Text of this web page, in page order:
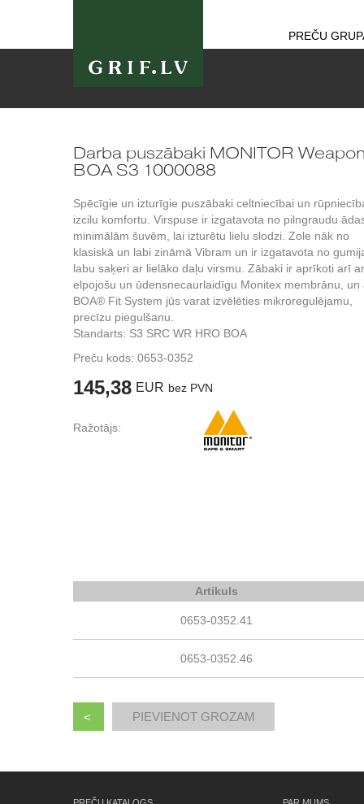
PREČU
Darba puszābaki MONITOR
BOA S3 1000088
Spēcīgie un izturīgie puszābaki celtniecībai un
izcilu komfortu. Virspuse ir izgatavota no pilngraudu
minimālām šuvēm, lai izturētu lielu slodzi. Zole nāk no
klasiskā un labi zināmā Vibram un ir izgatavota no
labu saķeri ar lielāko daļu virsmu. Zābaki ir aprīkoti arī ar
elpojošu un ūdensnecaurlaidīgu Monitex membrānu, un
BOA® Fit System jūs varat izvēlēties mikroregulējamu,
precīzu piegulšanu.
Standarts: S3 SRC WR HRO BOA
Preču kods: 0653-0352
145,38 EUR bez PVN
Ražotājs:
Artikuls
0653-0352.41
0653-0352.46
<